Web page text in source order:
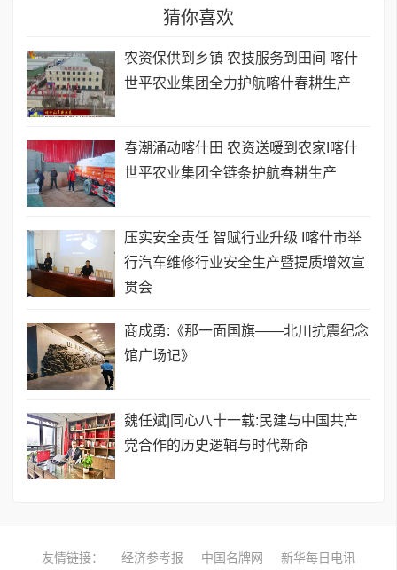
猜你喜欢
农资保供到乡镇 农技服务到田间 喀什
世平农业集团全力护航喀什春耕生产
春潮涌动喀什田 农资送暖到农家I喀什
世平农业集团全链条护航春耕生产
压实安全责任 智赋行业升级 I喀什市举
行汽车维修行业安全生产暨提质增效宣
贯会
商成勇:《那一面国旗——北川抗震纪念
馆广场记》
魏任斌|同心八十一载:民建与中国共产
党合作的历史逻辑与时代新命
友情链接： 经济参考报 中国名牌网 新华每日电讯